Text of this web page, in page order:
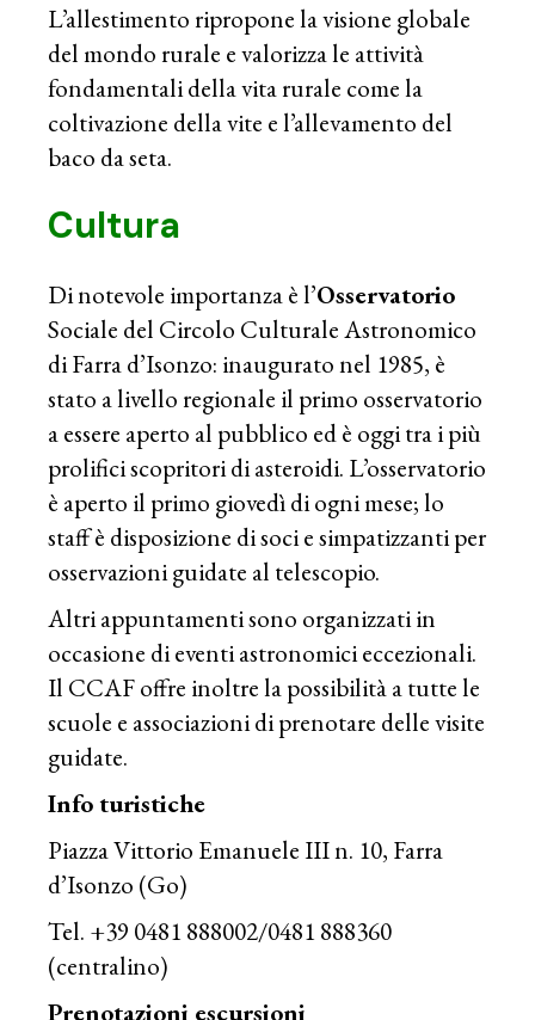
L’allestimento ripropone la visione globale
del mondo rurale e valorizza le attività
fondamentali della vita rurale come la
coltivazione della vite e l’allevamento del
baco da seta.
Cultura
Di notevole importanza è l’Osservatorio
Sociale del Circolo Culturale Astronomico
di Farra d’Isonzo: inaugurato nel 1985, è
stato a livello regionale il primo osservatorio
a essere aperto al pubblico ed è oggi tra i più
prolifici scopritori di asteroidi. L’osservatorio
è aperto il primo giovedì di ogni mese; lo
staff è disposizione di soci e simpatizzanti per
osservazioni guidate al telescopio.
Altri appuntamenti sono organizzati in
occasione di eventi astronomici eccezionali.
Il CCAF offre inoltre la possibilità a tutte le
scuole e associazioni di prenotare delle visite
guidate.
Info turistiche
Piazza Vittorio Emanuele III n. 10, Farra
d’Isonzo (Go)
Tel. +39 0481 888002/0481 888360
(centralino)
Prenotazioni escursioni